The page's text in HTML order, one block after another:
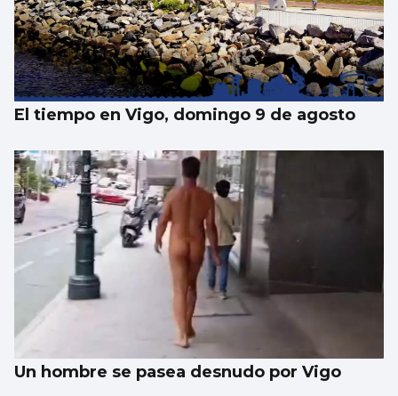
El tiempo en Vigo, domingo 9 de agosto
Un hombre se pasea desnudo por Vigo